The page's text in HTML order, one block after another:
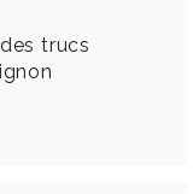
trucs